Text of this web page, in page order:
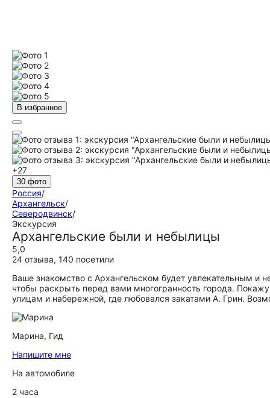
В избранное
+27
30 фото
Россия/
Архангельск/
Северодвинск/
Экскурсия
Архангельские были и небылицы
5,0
24 отзыва, 140 посетили
Ваше знакомство с Архангельском будет увлекательным и
чтобы раскрыть перед вами многогранность города.
улицам и набережной, где любовался закатами А. Грин.
Марина, Гид
Напишите мне
На автомобиле
2 часа